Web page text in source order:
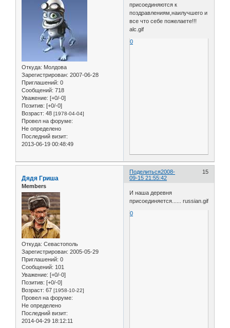
Откуда: Молдова
Зарегистрирован: 2007-06-28
Приглашений: 0
Сообщений: 718
Уважение: [+0/-0]
Позитив: [+0/-0]
Возраст: 48 [1978-04-04]
Провел на форуме:
Не определено
Последний визит:
2013-06-19 00:48:49
присоединяются к
поздравлениям,наилучшего и
все что себе пожелаете!!!
alc.gif
0
Поделиться 15
2008-
09-15 21:55:42
Дядя Гриша
Members
Откуда: Севастополь
Зарегистрирован: 2005-05-29
Приглашений: 0
Сообщений: 101
Уважение: [+0/-0]
Позитив: [+0/-0]
Возраст: 67 [1958-10-22]
Провел на форуме:
Не определено
Последний визит:
2014-04-29 18:12:11
И наша деревня
присоединяется...... russian.gif
0